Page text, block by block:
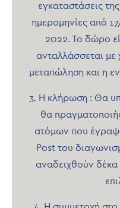
εγκαταστάσεις
ημερομηνίες από
2022. Το δώρο
ανταλλάσσεται με
μεταπώληση και η
3. Η κλήρωση : Θα
θα
ατόμων που
Post του
αναδειχθούν δέκα